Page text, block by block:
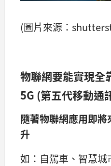
(圖片來源：
物聯網要能實現全
5G (第五代移動通
隨著物聯網應用即
升
如：自駕車、智慧城